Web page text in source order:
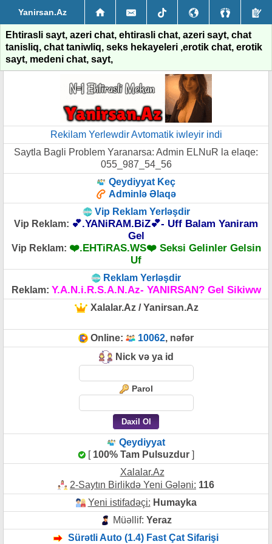
Yanirsan.Az
Ehtirasli sayt, azeri chat, ehtirasli chat, azeri sayt, chat
tanisliq, chat taniwliq, seks hekayeleri ,erotik chat, erotik
sayt, medeni chat, sayt,
Rekilam Yerlewdir Avtomatik iwleyir indi
Saytla Bagli Problem Yaranarsa: Admin ELNuR la elaqe:
055_987_54_56
Qeydiyyat Keç
Adminlə Əlaqə
Vip Reklam Yerləşdir
Vip Reklam: 💕.YANiRAM.BiZ💕- Uff Balam Yaniram
Gel
Vip Reklam: ❤️.EHTiRAS.WS❤️ Seksi Gelinler Gelsin
Uf
Reklam Yerləşdir
Reklam: Y.A.N.i.R.S.A.N.Az- YANIRSAN? Gel Sikiww
Xalalar.Az / Yanirsan.Az
Online: 10062, nəfər
Nick və ya id
Parol
Qeydiyyat
[ 100% Tam Pulsuzdur ]
Xalalar.Az
2-Saytın Birlikdə Yeni Gələni: 116
Yeni istifadəçi: Humayka
Müəllif: Yeraz
Sürətli Auto (1.4) Fast Çat Sifarişi